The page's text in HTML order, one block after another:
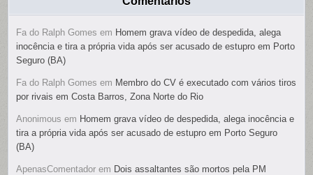
Fa do Ralph Gomes em Homem grava vídeo de despedida, alega
inocência e tira a própria vida após ser acusado de estupro em Porto
Seguro (BA)
Fa do Ralph Gomes em Membro do CV é executado com vários tiros
por rivais em Costa Barros, Zona Norte do Rio
Anonimous em Homem grava vídeo de despedida, alega inocência e
tira a própria vida após ser acusado de estupro em Porto Seguro
(BA)
ApenasComentador em Dois assaltantes são mortos pela PM